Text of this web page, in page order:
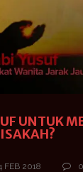
UNTUK
FEB 2018